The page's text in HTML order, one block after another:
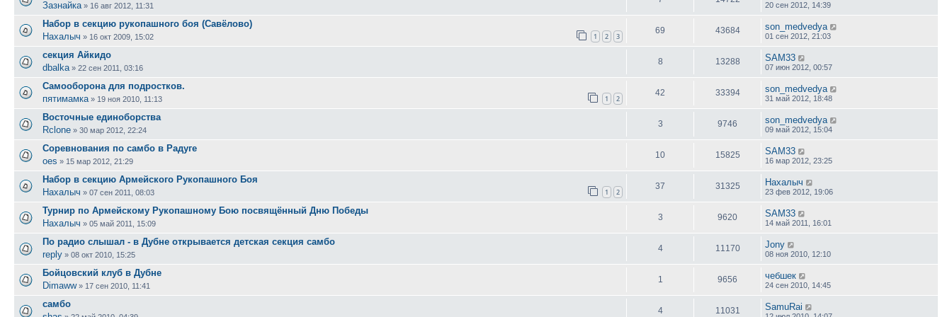
Зазнайка » 16 авг 2012, 11:31 20 сен 2012, 14:39
Набор в секцию рукопашного боя (Савёлово)
Нахалыч » 16 окт 2009, 15:02 1 2 3
69 43684 son_medvedya
01 сен 2012, 21:03
секция Айкидо
dbalka » 22 сен 2011, 03:16
8 13288 SAM33
07 июн 2012, 00:57
Самооборона для подростков.
пятимамка » 19 ноя 2010, 11:13 1 2
42 33394 son_medvedya
31 май 2012, 18:48
Восточные единоборства
Rclone » 30 мар 2012, 22:24
3 9746 son_medvedya
09 май 2012, 15:04
Соревнования по самбо в Радуге
oes » 15 мар 2012, 21:29
10 15825 SAM33
16 мар 2012, 23:25
Набор в секцию Армейского Рукопашного Боя
Нахалыч » 07 сен 2011, 08:03 1 2
37 31325 Нахалыч
23 фев 2012, 19:06
Турнир по Армейскому Рукопашному Бою посвящённый Дню Победы
Нахалыч » 05 май 2011, 15:09
3 9620 SAM33
14 май 2011, 16:01
По радио слышал - в Дубне открывается детская секция самбо
reply » 08 окт 2010, 15:25
4 11170 Jony
08 ноя 2010, 12:10
Бойцовский клуб в Дубне
Dimaww» 17 сен 2010, 11:41
1 9656 чебшек
24 сен 2010, 14:45
самбо
4 11031 SamuRai